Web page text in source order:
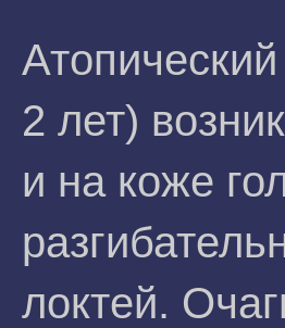
2 лет)
и на коже
локтей.